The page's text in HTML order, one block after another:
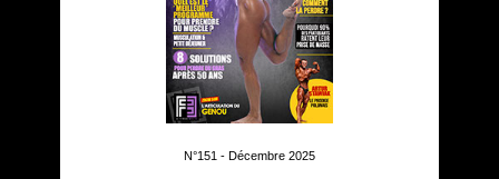
N°151 - Décembre 2025